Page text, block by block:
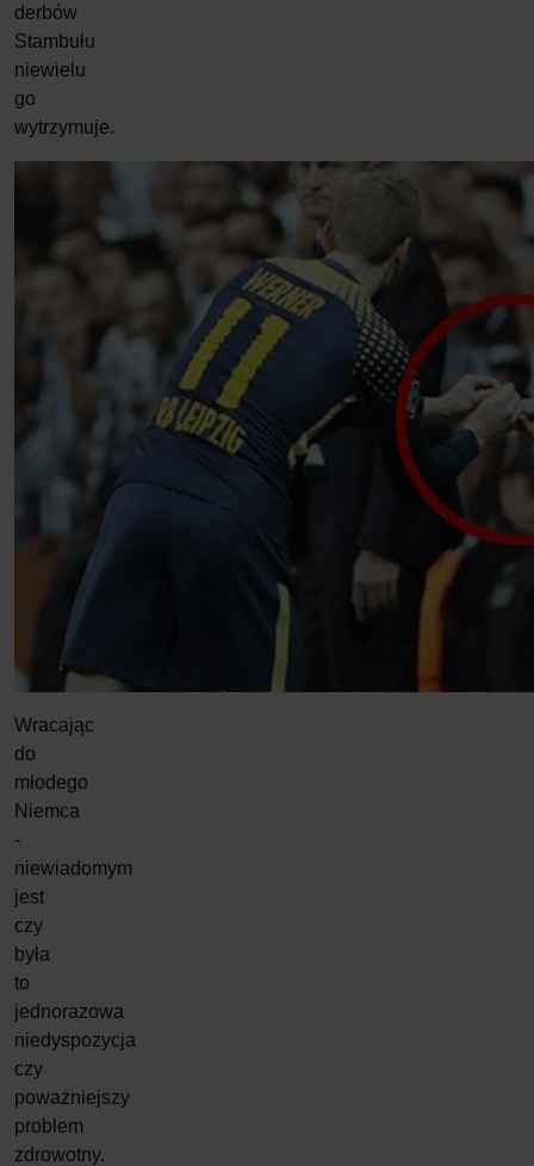
derbów
Stambułu
niewielu
go
wytrzymuje.
Wracając
do
młodego
Niemca
-
niewiadomym
jest
czy
była
to
jednorazowa
niedyspozycja
czy
poważniejszy
problem
zdrowotny.